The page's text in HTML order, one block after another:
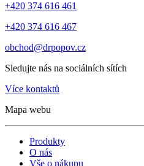
+420 374 616 461
+420 374 616 467
obchod@drpopov.cz
Sledujte nás na sociálních sítích
Více kontaktů
Mapa webu
Produkty
O nás
Vše o nákupu